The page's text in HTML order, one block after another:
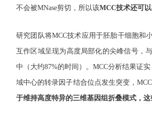
不会被MNase剪切，所以该MCC技术还可
研究团队将MCC技术应用于胚胎干细胞和
互作区域呈现为高度局部化的尖峰信号，
中（大约87%的时间）。MCC分析结果证实
域中心的转录因子结合位点发生突变，
于维持高度特异的三维基因组折叠模式，